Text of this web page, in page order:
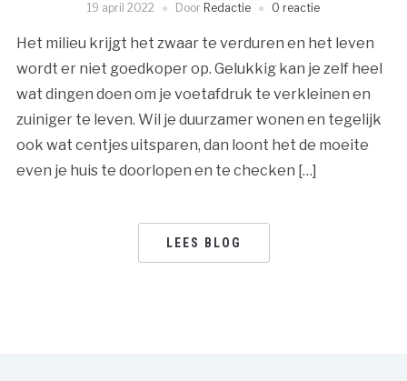
19 april 2022 Door Redactie 0 reactie
Het milieu krijgt het zwaar te verduren en het leven
wordt er niet goedkoper op. Gelukkig kan je zelf heel
wat dingen doen om je voetafdruk te verkleinen en
zuiniger te leven. Wil je duurzamer wonen en tegelijk
ook wat centjes uitsparen, dan loont het de moeite
even je huis te doorlopen en te checken […]
LEES BLOG